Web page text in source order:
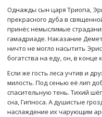
Однажды сын царя Триопа,
прекрасного дуба в
принёс немыслимые
гамадриаде. Наказание
ничто не могло насытить
богатства на еду, он, в конце
Если же гость леса учтив и
милость. Под сенью её лип
спасительную тень. Тихий
сна, Гипноса. А душистые
наслаждение их чарующим